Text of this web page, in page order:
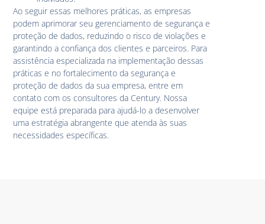
Ao seguir essas melhores práticas, as empresas
podem aprimorar seu gerenciamento de segurança e
proteção de dados, reduzindo o risco de violações e
garantindo a confiança dos clientes e parceiros. Para
assistência especializada na implementação dessas
práticas e no fortalecimento da segurança e
proteção de dados da sua empresa, entre em
contato com os consultores da Century. Nossa
equipe está preparada para ajudá-lo a desenvolver
uma estratégia abrangente que atenda às suas
necessidades específicas.